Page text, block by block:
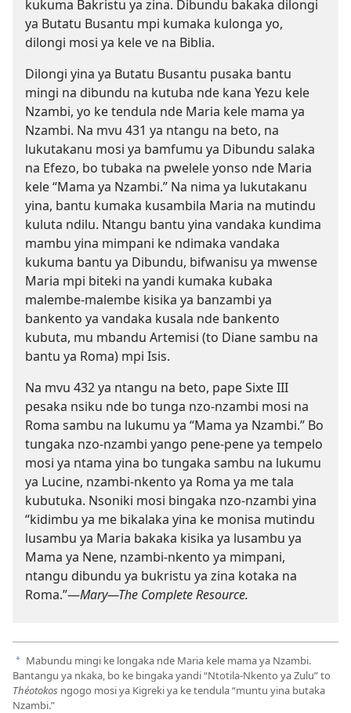
kukuma Bakristu ya zina. Dibundu bakaka dilongi
ya Butatu Busantu mpi kumaka kulonga yo,
dilongi mosi ya kele ve na Biblia.
Dilongi yina ya Butatu Busantu pusaka bantu
mingi na dibundu na kutuba nde kana Yezu kele
Nzambi, yo ke tendula nde Maria kele mama ya
Nzambi. Na mvu 431 ya ntangu na beto, na
lukutakanu mosi ya bamfumu ya Dibundu salaka
na Efezo, bo tubaka na pwelele yonso nde Maria
kele “Mama ya Nzambi.” Na nima ya lukutakanu
yina, bantu kumaka kusambila Maria na mutindu
kuluta ndilu. Ntangu bantu yina vandaka kundima
mambu yina mimpani ke ndimaka vandaka
kukuma bantu ya Dibundu, bifwanisu ya mwense
Maria mpi biteki na yandi kumaka kubaka
malembe-malembe kisika ya banzambi ya
bankento ya vandaka kusala nde bankento
kubuta, mu mbandu Artemisi (to Diane sambu na
bantu ya Roma) mpi Isis.
Na mvu 432 ya ntangu na beto, pape Sixte III
pesaka nsiku nde bo tunga nzo-nzambi mosi na
Roma sambu na lukumu ya “Mama ya Nzambi.” Bo
tungaka nzo-nzambi yango pene-pene ya tempelo
mosi ya ntama yina bo tungaka sambu na lukumu
ya Lucine, nzambi-nkento ya Roma ya me tala
kubutuka. Nsoniki mosi bingaka nzo-nzambi yina
“kidimbu ya me bikalaka yina ke monisa mutindu
lusambu ya Maria bakaka kisika ya lusambu ya
Mama ya Nene, nzambi-nkento ya mimpani,
ntangu dibundu ya bukristu ya zina kotaka na
Roma.”—Mary—The Complete Resource.
a Mabundu mingi ke longaka nde Maria kele mama ya Nzambi.
Bantangu ya nkaka, bo ke bingaka yandi “Ntotila-Nkento ya Zulu” to
Théotokos ngogo mosi ya Kigreki ya ke tendula “muntu yina butaka
Nzambi.”